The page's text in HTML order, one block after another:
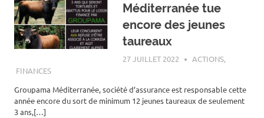
Méditerranée tue
encore des jeunes
taureaux
27 JUILLET 2022 ROGER LAHANA
ACTIONS,
FINANCES
Groupama Méditerranée, société d’assurance est responsable cette
année encore du sort de minimum 12 jeunes taureaux de seulement
3 ans,[…]